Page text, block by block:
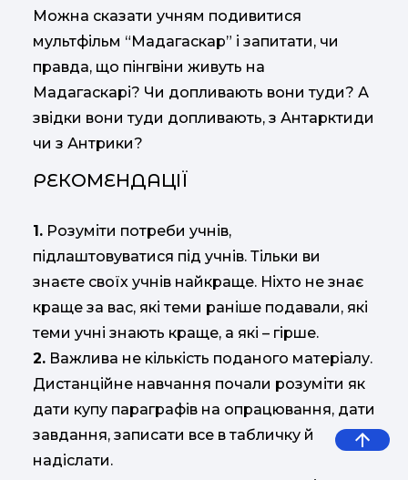
Можна сказати учням подивитися
мультфільм “Мадагаскар” і запитати, чи
правда, що пінгвіни живуть на
Мадагаскарі? Чи допливають вони туди? А
звідки вони туди допливають, з Антарктиди
чи з Антрики?
РЕКОМЕНДАЦІЇ
1. Розуміти потреби учнів,
підлаштовуватися під учнів. Тільки ви
знаєте своїх учнів найкраще. Ніхто не знає
краще за вас, які теми раніше подавали, які
теми учні знають краще, а які – гірше.
2. Важлива не кількість поданого матеріалу.
Дистанційне навчання почали розуміти як
дати купу параграфів на опрацювання, дати
завдання, записати все в табличку й
надіслати.